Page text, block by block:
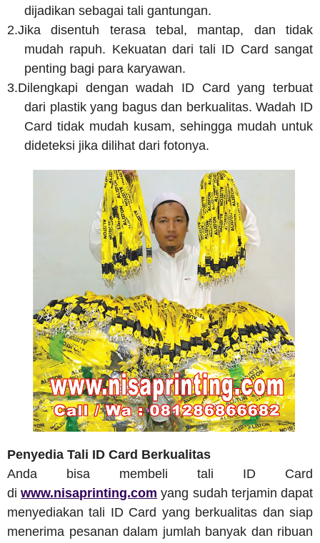
dijadikan sebagai tali gantungan.
2.Jika disentuh terasa tebal, mantap, dan tidak
mudah rapuh. Kekuatan dari tali ID Card sangat
penting bagi para karyawan.
3.Dilengkapi dengan wadah ID Card yang terbuat
dari plastik yang bagus dan berkualitas. Wadah ID
Card tidak mudah kusam, sehingga mudah untuk
dideteksi jika dilihat dari fotonya.
Penyedia Tali ID Card Berkualitas
Anda bisa membeli tali ID Card
diwww.nisaprinting.com yang sudah terjamin dapat
menyediakan tali ID Card yang berkualitas dan siap
menerima pesanan dalam jumlah banyak dan ribuan